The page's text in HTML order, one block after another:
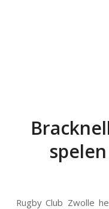
Rugby Club Zwolle